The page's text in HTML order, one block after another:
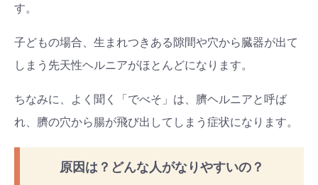
す。
子どもの場合、生まれつきある隙間や穴から臓器が出て
しまう先天性ヘルニアがほとんどになります。
ちなみに、よく聞く「でべそ」は、臍ヘルニアと呼ば
れ、臍の穴から腸が飛び出してしまう症状になります。
原因は？どんな人がなりやすいの？